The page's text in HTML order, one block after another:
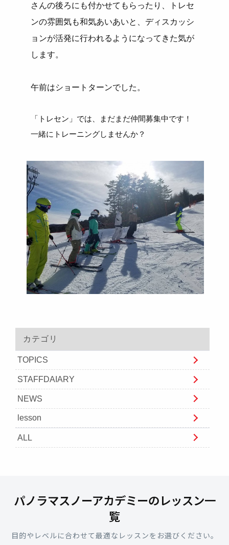
さんの後ろにも付かせてもらったり、トレセ
ンの雰囲気も和気あいあいと、ディスカッシ
ョンが活発に行われるようになってきた気が
します。
午前はショートターンでした。
「トレセン」では、まだまだ仲間募集中です！
一緒にトレーニングしませんか？
カテゴリ
TOPICS
STAFFDAIARY
NEWS
lesson
ALL
パノラマスノーアカデミーのレッスン一
覧
目的やレベルに合わせて最適なレッスンをお選びください。